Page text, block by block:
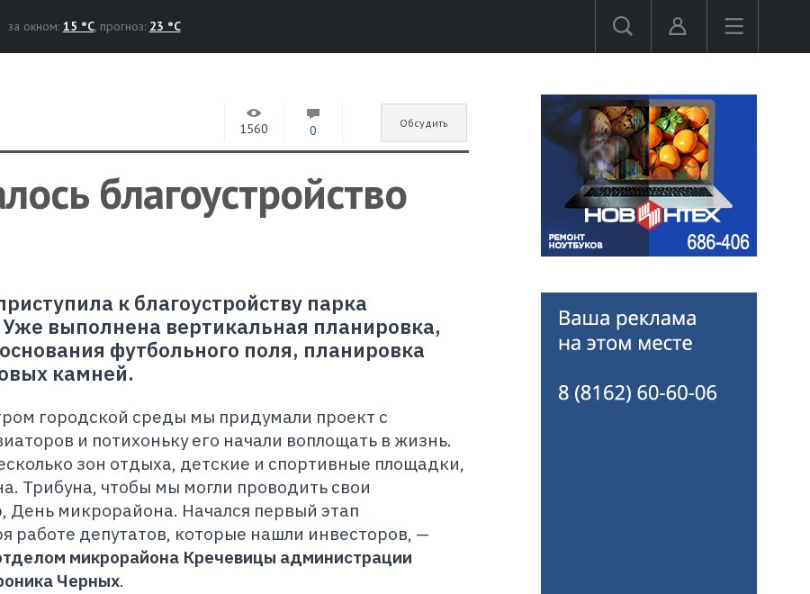
за окном: 15 °C, прогноз: 23 °C
1560 0 Обсудить
благоустройство
к благоустройству парка
выполнена вертикальная планировка,
футбольного поля, планировка
камней.
городской среды мы придумали проект с
и потихоньку его начали воплощать в жизнь.
зон отдыха, детские и спортивные площадки,
Трибуна, чтобы мы могли проводить свои
День микрорайона. Начался первый этап
работе депутатов, которые нашли инвесторов, —
микрорайона Кречевицы администрации
Черных.